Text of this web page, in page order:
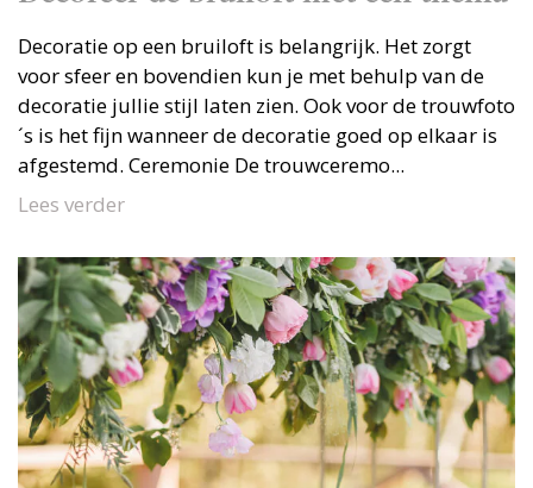
Decoratie op een bruiloft is belangrijk. Het zorgt
voor sfeer en bovendien kun je met behulp van de
decoratie jullie stijl laten zien. Ook voor de trouwfoto
´s is het fijn wanneer de decoratie goed op elkaar is
afgestemd. Ceremonie De trouwceremo...
Lees verder